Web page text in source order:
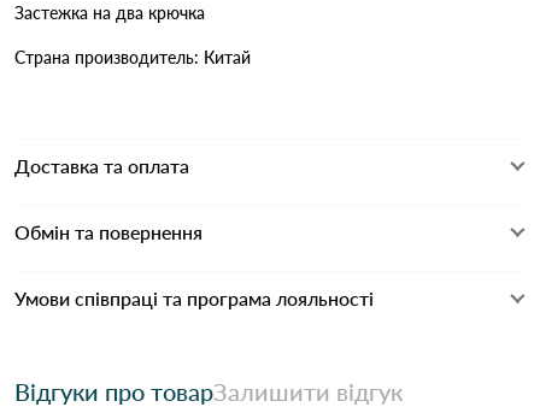
Застежка на два крючка
Страна производитель: Китай
Доставка та оплата
Обмін та повернення
Умови співпраці та програма лояльності
Відгуки про товарЗалишити відгук